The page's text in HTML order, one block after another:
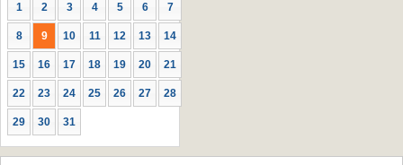
1 2 3 4 5 6 7
8 9 10 11 12 13 14
15 16 17 18 19 20 21
22 23 24 25 26 27 28
29 30 31